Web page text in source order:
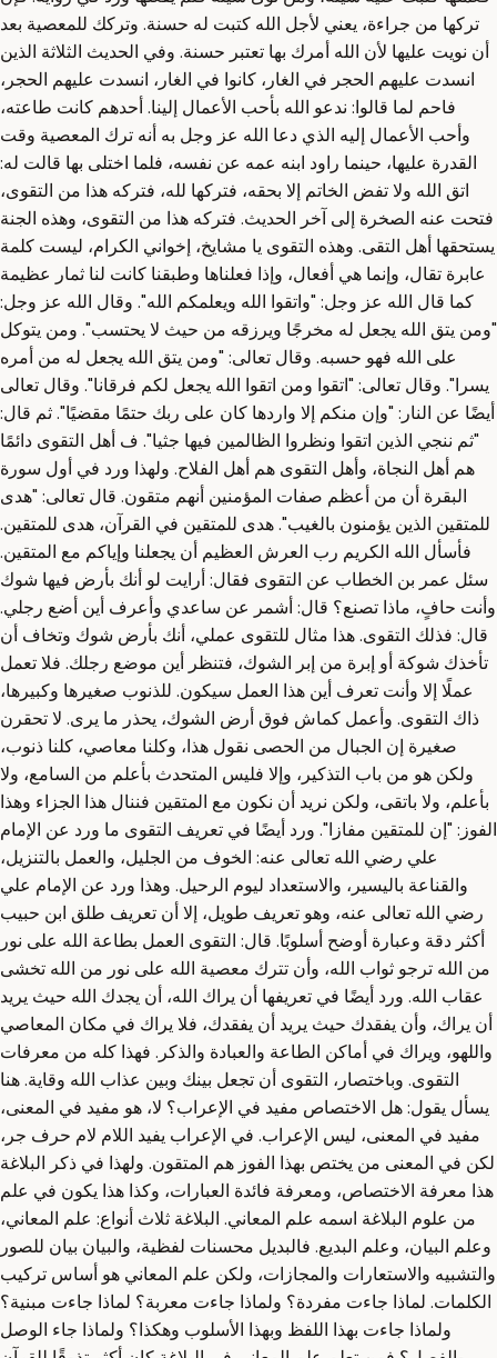
تركها من جراءة، يعني لأجل الله كتبت له حسنة. وتركك للمعصية بعد
أن نويت عليها لأن الله أمرك بها تعتبر حسنة. وفي الحديث الثلاثة الذين
انسدت عليهم الحجر في الغار، كانوا في الغار، انسدت عليهم الحجر،
فاحم لما قالوا: ندعو الله بأحب الأعمال إلينا. أحدهم كانت طاعته،
وأحب الأعمال إليه الذي دعا الله عز وجل به أنه ترك المعصية وقت
القدرة عليها، حينما راود ابنه عمه عن نفسه، فلما اختلى بها قالت له:
اتق الله ولا تفض الخاتم إلا بحقه، فتركها لله، فتركه هذا من التقوى،
فتحت عنه الصخرة إلى آخر الحديث. فتركه هذا من التقوى، وهذه الجنة
يستحقها أهل التقى. وهذه التقوى يا مشايخ، إخواني الكرام، ليست كلمة
عابرة تقال، وإنما هي أفعال، وإذا فعلناها وطبقنا كانت لنا ثمار عظيمة
كما قال الله عز وجل: "واتقوا الله ويعلمكم الله". وقال الله عز وجل:
"ومن يتق الله يجعل له مخرجًا ويرزقه من حيث لا يحتسب". ومن يتوكل
على الله فهو حسبه. وقال تعالى: "ومن يتق الله يجعل له من أمره
يسرا". وقال تعالى: "اتقوا ومن اتقوا الله يجعل لكم فرقانا". وقال تعالى
أيضًا عن النار: "وإن منكم إلا واردها كان على ربك حتمًا مقضيًا". ثم قال:
"ثم ننجي الذين اتقوا ونظروا الظالمين فيها جثيا". ف أهل التقوى دائمًا
هم أهل النجاة، وأهل التقوى هم أهل الفلاح. ولهذا ورد في أول سورة
البقرة أن من أعظم صفات المؤمنين أنهم متقون. قال تعالى: "هدى
للمتقين الذين يؤمنون بالغيب". هدى للمتقين في القرآن، هدى للمتقين.
فأسأل الله الكريم رب العرش العظيم أن يجعلنا وإياكم مع المتقين.
سئل عمر بن الخطاب عن التقوى فقال: أرايت لو أنك بأرض فيها شوك
وأنت حافٍ، ماذا تصنع؟ قال: أشمر عن ساعدي وأعرف أين أضع رجلي.
قال: فذلك التقوى. هذا مثال للتقوى عملي، أنك بأرض شوك وتخاف أن
تأخذك شوكة أو إبرة من إبر الشوك، فتنظر أين موضع رجلك. فلا تعمل
عملًا إلا وأنت تعرف أين هذا العمل سيكون. للذنوب صغيرها وكبيرها،
ذاك التقوى. وأعمل كماش فوق أرض الشوك، يحذر ما يرى. لا تحقرن
صغيرة إن الجبال من الحصى نقول هذا، وكلنا معاصي، كلنا ذنوب،
ولكن هو من باب التذكير، وإلا فليس المتحدث بأعلم من السامع، ولا
بأعلم، ولا باتقى، ولكن نريد أن نكون مع المتقين فننال هذا الجزاء وهذا
الفوز: "إن للمتقين مفازا". ورد أيضًا في تعريف التقوى ما ورد عن الإمام
علي رضي الله تعالى عنه: الخوف من الجليل، والعمل بالتنزيل،
والقناعة باليسير، والاستعداد ليوم الرحيل. وهذا ورد عن الإمام علي
رضي الله تعالى عنه، وهو تعريف طويل، إلا أن تعريف طلق ابن حبيب
أكثر دقة وعبارة أوضح أسلوبًا. قال: التقوى العمل بطاعة الله على نور
من الله ترجو ثواب الله، وأن تترك معصية الله على نور من الله تخشى
عقاب الله. ورد أيضًا في تعريفها أن يراك الله، أن يجدك الله حيث يريد
أن يراك، وأن يفقدك حيث يريد أن يفقدك، فلا يراك في مكان المعاصي
واللهو، ويراك في أماكن الطاعة والعبادة والذكر. فهذا كله من معرفات
التقوى. وباختصار، التقوى أن تجعل بينك وبين عذاب الله وقاية. هنا
يسأل يقول: هل الاختصاص مفيد في الإعراب؟ لا، هو مفيد في المعنى،
مفيد في المعنى، ليس الإعراب. في الإعراب يفيد اللام لام حرف جر،
لكن في المعنى من يختص بهذا الفوز هم المتقون. ولهذا في ذكر البلاغة
هذا معرفة الاختصاص، ومعرفة فائدة العبارات، وكذا هذا يكون في علم
من علوم البلاغة اسمه علم المعاني. البلاغة ثلاث أنواع: علم المعاني،
وعلم البيان، وعلم البديع. فالبديل محسنات لفظية، والبيان بيان للصور
والتشبيه والاستعارات والمجازات، ولكن علم المعاني هو أساس تركيب
الكلمات. لماذا جاءت مفردة؟ ولماذا جاءت معربة؟ لماذا جاءت مبنية؟
ولماذا جاءت بهذا اللفظ وبهذا الأسلوب وهكذا؟ ولماذا جاء الوصل